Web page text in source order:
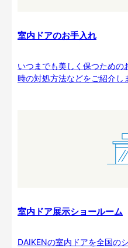
室内ドアのお手入れ
いつまでも美しく保つための
時の対処方法などをご紹介し
室内ドア展示ショールーム
DAIKENの室内ドアを全国の